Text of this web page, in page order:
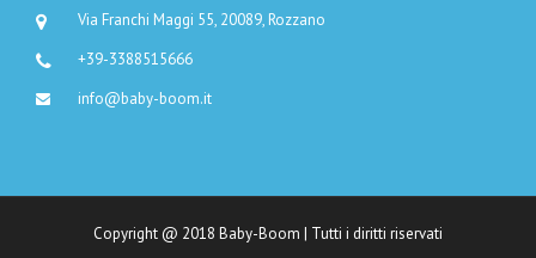
Via Franchi Maggi 55, 20089, Rozzano
+39-3388515666
info@baby-boom.it
Copyright @ 2018 Baby-Boom | Tutti i diritti riservati